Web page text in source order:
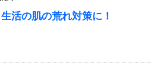
活の肌の荒れ対策に！